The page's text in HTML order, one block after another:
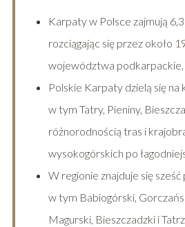
Karpaty w Polsce zajmują
rozciągając się przez około
województwa podkarpackie,
Polskie Karpaty dzielą się na
w tym Tatry, Pieniny,
różnorodnością tras i
wysokogórskich po
W regionie znajduje się
w tym Babiogórski,
Magurski, Bieszczadzki i